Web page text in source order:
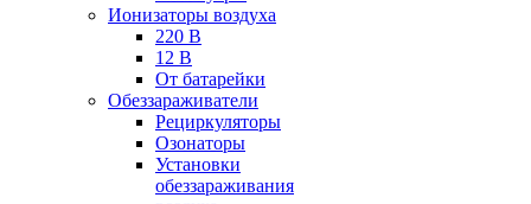
Ионизаторы воздуха
220 В
12 В
От батарейки
Обеззараживатели
Рециркуляторы
Озонаторы
Установки
обеззараживания